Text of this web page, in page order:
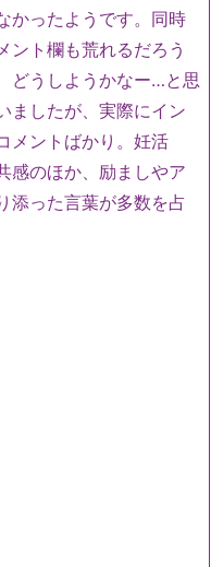
ったようです。同時
ト欄も荒れるだろう
うしようかなー…と思
ましたが、実際にイン
メントばかり。妊活
感のほか、励ましやア
添った言葉が多数を占